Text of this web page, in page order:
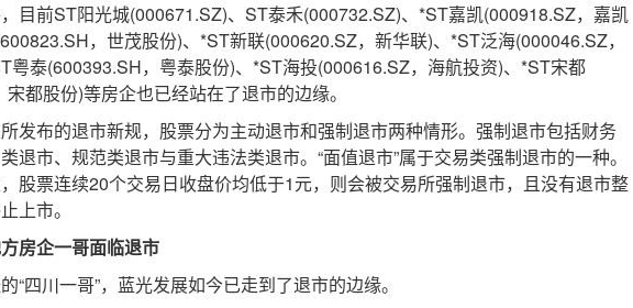
前ST阳光城(000671.SZ)、ST泰禾(000732.SZ)、*ST嘉凯(000918.SZ，嘉凯
，世茂股份)、*ST新联(000620.SZ，新华联)、*ST泛海(000046.SZ，
粤泰(600393.SH，粤泰股份)、*ST海投(000616.SZ，海航投资)、*ST宋都
都股份)等房企也已经站在了退市的边缘。
布的退市新规，股票分为主动退市和强制退市两种情形。强制退市包括财务
退市、规范类退市与重大违法类退市。“面值退市”属于交易类强制退市的一种。
股票连续20个交易日收盘价均低于1元，则会被交易所强制退市，且没有退市整
上市。
房企一哥面临退市
四川一哥”，蓝光发展如今已走到了退市的边缘。